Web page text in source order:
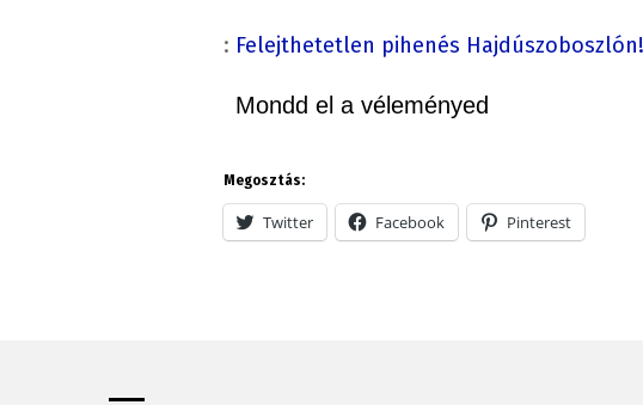
: Felejthetetlen pihenés Hajdúszoboszlón!
Mondd el a véleményed
Megosztás:
Twitter Facebook Pinterest